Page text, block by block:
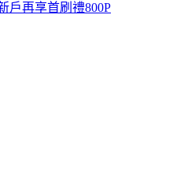
戶再享首刷禮800P